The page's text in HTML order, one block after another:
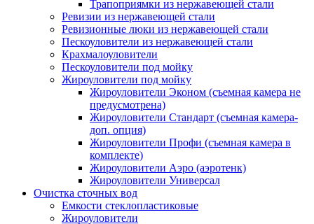
Трапоприямки из нержавеющей стали
Ревизии из нержавеющей стали
Ревизионные люки из нержавеющей стали
Пескоуловители из нержавеющей стали
Крахмалоуловители
Пескоуловители под мойку
Жироуловители под мойку
Жироуловители Эконом (съемная камера не
предусмотрена)
Жироуловители Стандарт (съемная камера-
доп. опция)
Жироуловители Профи (съемная камера в
комплекте)
Жироуловители Аэро (аэротенк)
Жироуловители Универсал
Очистка сточных вод
Емкости стеклопластиковые
Жироуловители